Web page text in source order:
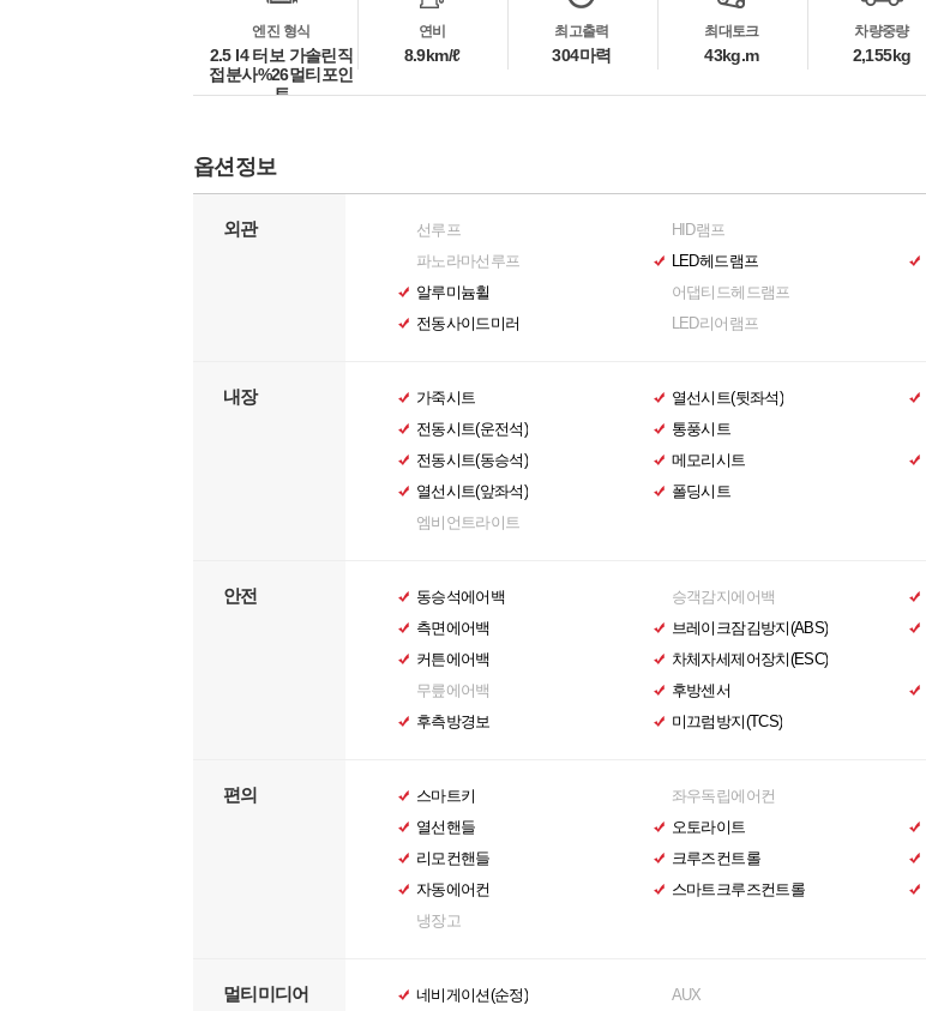
엔진 형식
2.5 I4 터보 가솔린직
접분사%26멀티포인
트
연비
8.9km/ℓ
최고출력
304마력
최대토크
43kg.m
차량중량
2,155kg
옵션정보
외관
선루프
파노라마선루프
알루미늄휠
전동사이드미러
HID램프
LED헤드램프
어댑티드헤드램프
LED리어램프
내장
가죽시트
전동시트(운전석)
전동시트(동승석)
열선시트(앞좌석)
열선시트(뒷좌석)
통풍시트
메모리시트
폴딩시트
엠비언트라이트
안전
동승석에어백
측면에어백
커튼에어백
무릎에어백
승객감지에어백
브레이크잠김방지(ABS)
차체자세제어장치(ESC)
후방센서
후측방경보
미끄럼방지(TCS)
편의
스마트키
열선핸들
리모컨핸들
자동에어컨
좌우독립에어컨
오토라이트
크루즈컨트롤
스마트크루즈컨트롤
냉장고
멀티미디어
네비게이션(순정)
AUX